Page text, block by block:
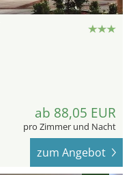
ab 88,05 EUR
pro Zimmer und Nacht
zum Angebot